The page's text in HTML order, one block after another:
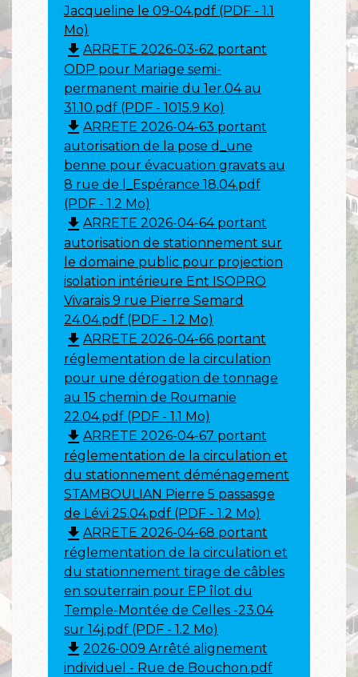
Jacqueline le 09-04.pdf (PDF - 1.1
Mo)
file_download ARRETE 2026-03-62 portant
ODP pour Mariage semi-
permanent mairie du 1er.04 au
31.10.pdf (PDF - 1015.9 Ko)
file_download ARRETE 2026-04-63 portant
autorisation de la pose d_une
benne pour évacuation gravats au
8 rue de l_Espérance 18.04.pdf
(PDF - 1.2 Mo)
file_download ARRETE 2026-04-64 portant
autorisation de stationnement sur
le domaine public pour projection
isolation intérieure Ent ISOPRO
Vivarais 9 rue Pïerre Semard
24.04.pdf (PDF - 1.2 Mo)
file_download ARRETE 2026-04-66 portant
réglementation de la circulation
pour une dérogation de tonnage
au 15 chemin de Roumanie
22.04.pdf (PDF - 1.1 Mo)
file_download ARRETE 2026-04-67 portant
réglementation de la circulation et
du stationnement déménagement
STAMBOULIAN Pierre 5 passasge
de Lévi 25.04.pdf (PDF - 1.2 Mo)
file_download ARRETE 2026-04-68 portant
réglementation de la circulation et
du stationnement tirage de câbles
en souterrain pour EP îlot du
Temple-Montée de Celles -23.04
sur 14j.pdf (PDF - 1.2 Mo)
file_download 2026-009 Arrêté alignement
individuel - Rue de Bouchon.pdf